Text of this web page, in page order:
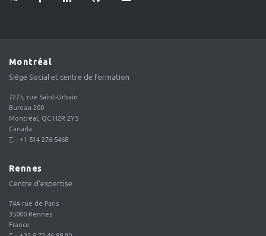
Montréal
Siège Social et centre de formation
7275, rue Saint-Urbain
Bureau 200
Montréal, QC H2R 2Y5
Canada
T. : +1 514 276-5468
Rennes
Centre d'expertise
74A rue de Paris
35000 Rennes
France